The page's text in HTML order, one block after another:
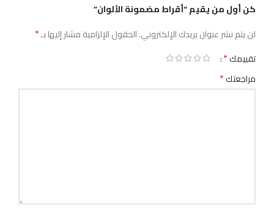
كن أول من يقيم “أقراط مضمونة الألوان”
لن يتم نشر عنوان بريدك الإلكتروني.الحقول الإلزامية مشار إليها بـ*
تقييمك*
مراجعتك*